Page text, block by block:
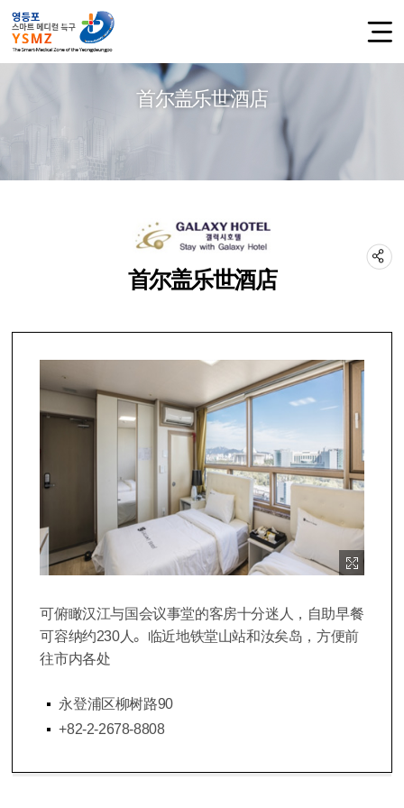
首尔盖乐世酒店
首尔盖乐世酒店
이미지 확대보기
可俯瞰汉江与国会议事堂的客房十分迷人，自助早餐
可容纳约230人。临近地铁堂山站和汝矣岛，方便前
往市内各处
永登浦区柳树路90
+82-2-2678-8808